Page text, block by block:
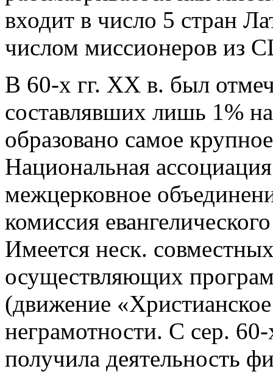
входит в число 5 стран
числом миссионеров из
В 60-х гг. ХХ в. был
составлявших лишь 1%
образовано самое
Национальная
межцерковное
комиссия
Имеется неск.
осуществляющих
(движение
неграмотности. С сер.
получила деятельность